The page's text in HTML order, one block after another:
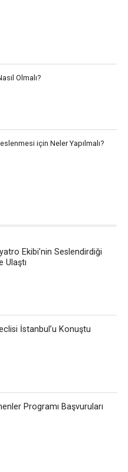
Olmalı?
için Neler Yapılmalı?
Ekibi’nin Seslendirdiği
Ulaştı
İstanbul’u Konuştu
Programı Başvuruları